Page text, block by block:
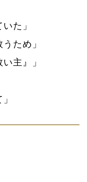
た」
ため」
主』」